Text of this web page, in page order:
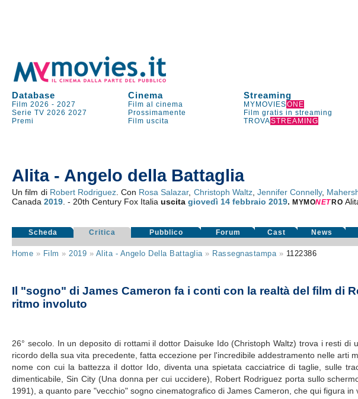
Database Cinema Streaming
Film 2026 -2027 Film al cinema MYMOVIESONE
Serie TV 2026 2027 Prossimamente Film gratis in streaming
Premi
Film uscita TROVASTREAMING
Alita - Angelo della Battaglia
Un film di Robert Rodriguez. Con Rosa Salazar, Christoph Waltz, Jennifer Connelly,
Canada2019 . - 20th Century Fox Italiauscitagiovedì 14 febbraio 2019.MYMONET RO
Scheda Critica Pubblico Forum Cast News
Home » Film » 2019 » Alita - Angelo Della Battaglia» Rassegnastampa» 1122386
Il "sogno" di James Cameron fa i conti con la realtà del film di
ritmo involuto
26° secolo. In un deposito di rottami il dottor Daisuke Ido (Christoph Waltz) trova i resti
ricordo della sua vita precedente, fatta eccezione per l'incredibile addestramento nelle arti
nome con cui la battezza il dottor Ido, diventa una spietata cacciatrice di taglie, sulle
dimenticabile, Sin City (Una donna per cui uccidere), Robert Rodriguez porta sullo
1991), a quanto pare "vecchio" sogno cinematografico di James Cameron, che qui figura